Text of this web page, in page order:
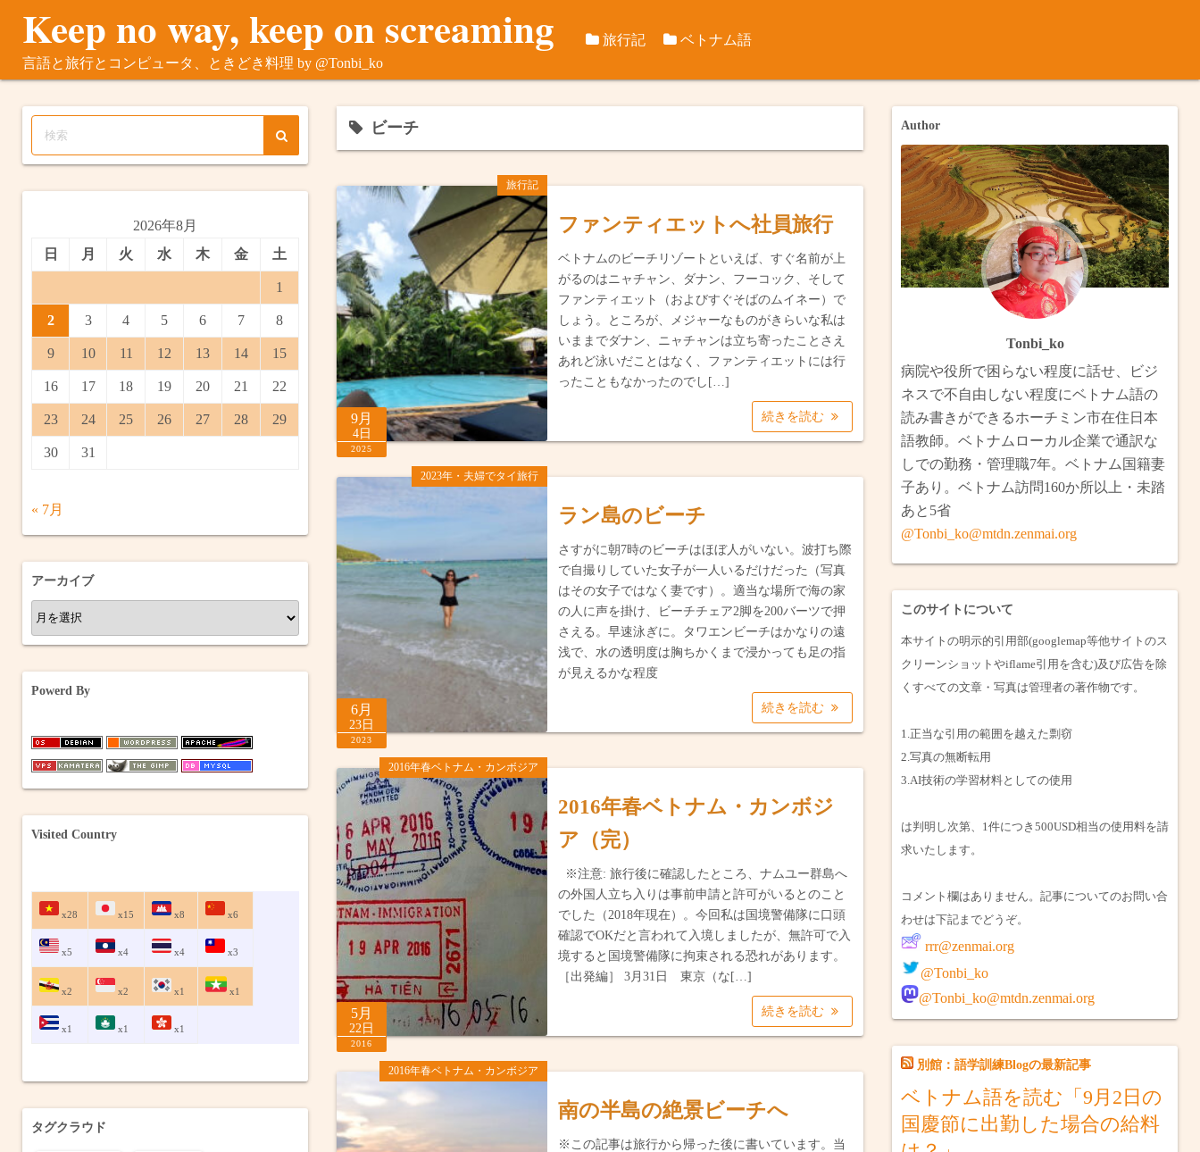
ン
Keep no way, keep on screaming
言語と旅行とコンピュータ、ときどき料理 by @Tonbi_ko
旅行記
旅行データ 訪問歴
ベトナム国内のメコン川について
2012年8月ベトナム・台湾（完）
2015年秋ベトナム・ラオス南部縦断
2016年春ベトナム・カンボジア（完）
2016年秋 香港澳門・中国南部・ベトナム・台湾
2017年雲南とベトナム縦断・ラオス・カンボジア
2018年夏ミリ・ブルネイ（完）
2018年秋プノンペン・ウドン（完）
2023年・夫婦でタイ旅行（完）
2025年11月・日本一時帰国（完）
2018年冬のバイク旅：カンゾー県とゴーコン市・メコン川の渡し船巡り（
2019年テトのバイク旅：ヴィンロン・タンラップ水上村・スヴァイリエン
2019年秋のビザラン旅：ホングとチャムチム（完）
2020年5月北部放浪（完）
2021年冬のハノイ・ハナム・ハイズオン（完）
カンゾー県からフェリーでブンタウへ（完）
2021年12月ロンアン省・タイニン省小旅行（完）
ビンズォン省へ焼けた戦車を見に行く（完）
ドンナイ省の巨大マリア像と水上住宅を見に行く（完）
2023年5月メコンデルタのバイク旅（完）
ベトナム語
つれづれ日本語ベトナム語
ビーチ
旅行記
9月
4日
2025
ファンティエットへ社員旅行
ベトナムのビーチリゾートといえば、すぐ名前が上
がるのはニャチャン、ダナン、フーコック、そして
ファンティエット（およびすぐそばのムイネー）で
しょう。ところが、メジャーなものがきらいな私は
いままでダナン、ニャチャンは立ち寄ったことさえ
あれど泳いだことはなく、ファンティエットには行
ったこともなかったのでし[…]
続きを読む
2023年・夫婦でタイ旅行
6月
23日
2023
ラン島のビーチ
さすがに朝7時のビーチはほぼ人がいない。波打ち際
で自撮りしていた女子が一人いるだけだった（写真
はその女子ではなく妻です）。適当な場所で海の家
の人に声を掛け、ビーチチェア2脚を200バーツで押
さえる。早速泳ぎに。タワエンビーチはかなりの遠
浅で、水の透明度は胸ちかくまで浸かっても足の指
が見えるかな程度
続きを読む
2016年春ベトナム・カンボジア
5月
22日
2016
2016年春ベトナム・カンボジ
ア（完）
※注意: 旅行後に確認したところ、ナムユー群島へ
の外国人立ち入りは事前申請と許可がいるとのこと
でした（2018年現在）。今回私は国境警備隊に口頭
確認でOKだと言われて入境しましたが、無許可で入
境すると国境警備隊に拘束される恐れがあります。
［出発編］ 3月31日 東京（な[…]
続きを読む
2016年春ベトナム・カンボジア
南の半島の絶景ビーチへ
※この記事は旅行から帰った後に書いています。当
2026年8月
日
月 火 水 木 金 土
1
2 3 4 5 6 7 8
9 10 11 12 13 14 15
16 17 18 19 20 21 22
23 24 25 26 27 28 29
30 31
« 7月
アーカイブ
ア
ー
Powerd By
Visited Country
x28 x15 x8 x6
x5 x4 x4 x3
x2 x2 x1 x1
x1 x1 x1
タグクラウド
Author
Tonbi_ko
病院や役所で困らない程度に話せ、ビジ
ネスで不自由しない程度にベトナム語の
読み書きができるホーチミン市在住日本
語教師。ベトナムローカル企業で通訳な
しでの勤務・管理職7年。ベトナム国籍妻
子あり。ベトナム訪問160か所以上・未踏
あと5省
@Tonbi_ko@mtdn.zenmai.org
このサイトについて
本サイトの明示的引用部(googlemap等他サイトのス
クリーンショットやiflame引用を含む)及び広告を除
くすべての文章・写真は管理者の著作物です。
1.正当な引用の範囲を越えた剽窃
2.写真の無断転用
3.AI技術の学習材料としての使用
は判明し次第、1件につき500USD相当の使用料を請
求いたします。
コメント欄はありません。記事についてのお問い合
わせは下記までどうぞ。
rrr@zenmai.org
@Tonbi_ko
@Tonbi_ko@mtdn.zenmai.org
別館：語学訓練Blogの最新記事
ベトナム語を読む「9月2日の
国慶節に出勤した場合の給料